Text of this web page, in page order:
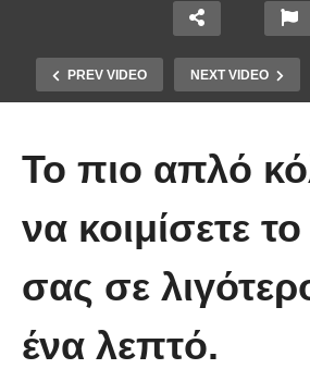
PREV VIDEO NEXT VIDEO
λουλούδια στο βάζο.
Το πιο απλό
να κοιμίσετε
σας σε
ένα λεπτό.